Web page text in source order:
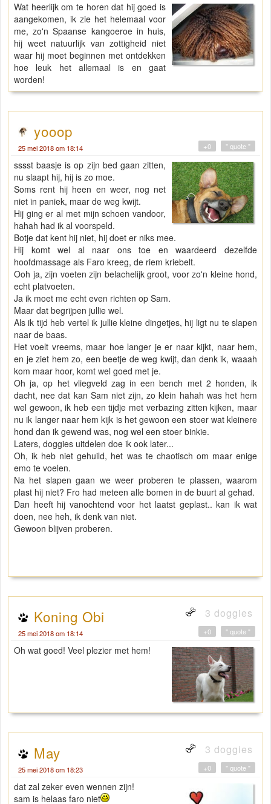
Wat heerlijk om te horen dat hij goed is
aangekomen, ik zie het helemaal voor
me, zo'n Spaanse kangoeroe in huis,
hij weet natuurlijk van zottigheid niet
waar hij moet beginnen met ontdekken
hoe leuk het allemaal is en gaat
worden!
yooop
25 mei 2018 om 18:14 " quote "
+0
sssst baasje is op zijn bed gaan zitten,
nu slaapt hij, hij is zo moe.
Soms rent hij heen en weer, nog net
niet in paniek, maar de weg kwijt.
Hij ging er al met mijn schoen vandoor,
hahah had ik al voorspeld.
Botje dat kent hij niet, hij doet er niks mee.
Hij komt wel al naar ons toe en waardeerd dezelfde
hoofdmassage als Faro kreeg, de riem kriebelt.
Ooh ja, zijn voeten zijn belachelijk groot, voor zo'n kleine hond,
echt platvoeten.
Ja ik moet me echt even richten op Sam.
Maar dat begrijpen jullie wel.
Als ik tijd heb vertel ik jullie kleine dingetjes, hij ligt nu te slapen
naar de baas.
Het voelt vreems, maar hoe langer je er naar kijkt, naar hem,
en je ziet hem zo, een beetje de weg kwijt, dan denk ik, waaah
kom maar hoor, komt wel goed met je.
Oh ja, op het vliegveld zag in een bench met 2 honden, ik
dacht, nee dat kan Sam niet zijn, zo klein hahah was het hem
wel gewoon, ik heb een tijdje met verbazing zitten kijken, maar
nu ik langer naar hem kijk is het gewoon een stoer wat kleinere
hond dan ik gewend was, nog wel een stoer binkie.
Laters, doggies uitdelen doe ik ook later...
Oh, ik heb niet gehuild, het was te chaotisch om maar enige
emo te voelen.
Na het slapen gaan we weer proberen te plassen, waarom
plast hij niet? Fro had meteen alle bomen in de buurt al gehad.
Dan heeft hij vanochtend voor het laatst geplast.. kan ik wat
doen, nee heh, ik denk van niet.
Gewoon blijven proberen.
Koning Obi 3 doggies
25 mei 2018 om 18:14 " quote "
+0
Oh wat goed! Veel plezier met hem!
May 3 doggies
25 mei 2018 om 18:23 " quote "
+0
dat zal zeker even wennen zijn!
sam is helaas faro niet